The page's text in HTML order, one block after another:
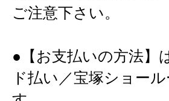
ご注意下さい。
●【お支払いの方法】
ド払い／宝塚ショー